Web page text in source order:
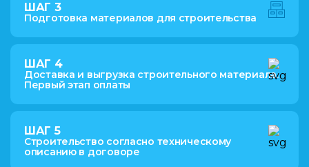
ШАГ 3
Подготовка материалов для строительства
ШАГ 4
Доставка и выгрузка строительного материала.
Первый этап оплаты
ШАГ 5
Строительство согласно техническому
описанию в договоре